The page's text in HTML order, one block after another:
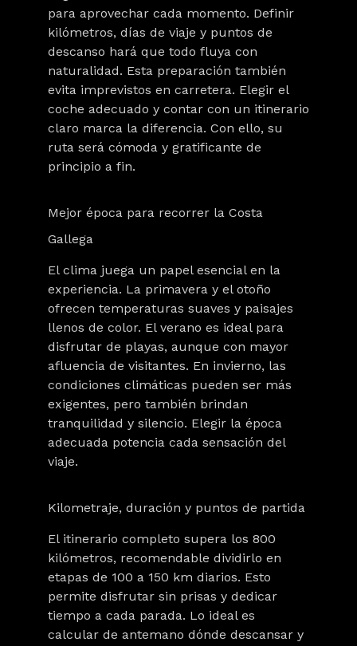
para aprovechar cada momento. Definir
kilómetros, días de viaje y puntos de
descanso hará que todo fluya con
naturalidad. Esta preparación también
evita imprevistos en carretera. Elegir el
coche adecuado y contar con un itinerario
claro marca la diferencia. Con ello, su
ruta será cómoda y gratificante de
principio a fin.
Mejor época para recorrer la Costa
Gallega
El clima juega un papel esencial en la
experiencia. La primavera y el otoño
ofrecen temperaturas suaves y paisajes
llenos de color. El verano es ideal para
disfrutar de playas, aunque con mayor
afluencia de visitantes. En invierno, las
condiciones climáticas pueden ser más
exigentes, pero también brindan
tranquilidad y silencio. Elegir la época
adecuada potencia cada sensación del
viaje.
Kilometraje, duración y puntos de partida
El itinerario completo supera los 800
kilómetros, recomendable dividirlo en
etapas de 100 a 150 km diarios. Esto
permite disfrutar sin prisas y dedicar
tiempo a cada parada. Lo ideal es
calcular de antemano dónde descansar y